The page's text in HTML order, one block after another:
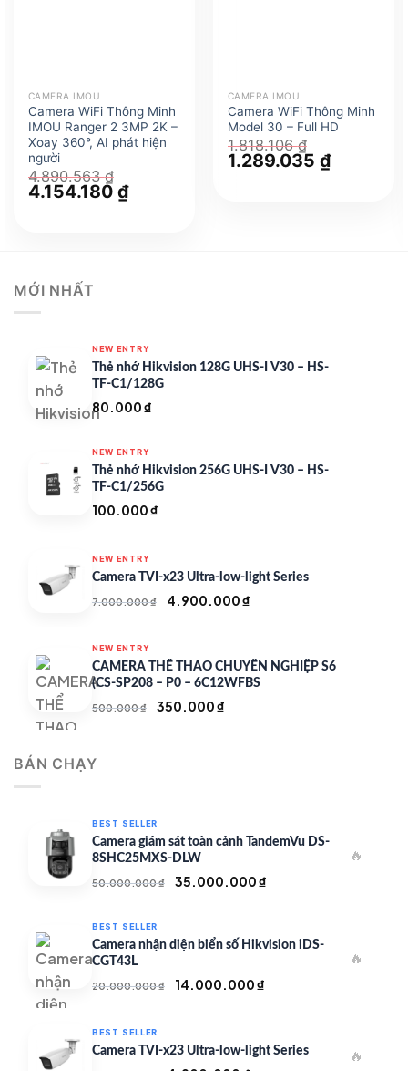
CAMERA IMOU
Camera WiFi Thông Minh
IMOU Ranger 2 3MP 2K –
Xoay 360°, AI phát hiện
người
4.890.563₫
Giá
4.154.180 ₫Giá
hiện
CAMERA IMOU
Camera WiFi Thông Minh
Model 30 – Full HD
1.818.106₫
Giá
1.289.035 ₫Giá
hiện
MỚI NHẤT
NEW ENTRY
Thẻ nhớ Hikvision 128G UHS-I V30 – HS-
TF-C1/128G
80.000₫
NEW ENTRY
Thẻ nhớ Hikvision 256G UHS-I V30 – HS-
TF-C1/256G
100.000₫
NEW ENTRY
Camera TVI-x23 Ultra-low-light Series
7.000.000₫
Giá
7.000.000 ₫.
4.900.000₫
là:
4.900.000 ₫.
NEW ENTRY
CAMERA THỂ THAO CHUYÊN NGHIỆP S6
(CS-SP208 – P0 – 6C12WFBS
500.000₫
Giá
350.000₫
BÁN CHẠY
BEST SELLER
Camera giám sát toàn cảnh TandemVu DS-
8SHC25MXS-DLW
50.000.000₫
Giá
50.000.000 ₫.
35.000.000₫
là:
35.000.000 ₫.
🔥
BEST SELLER
Camera nhận diện biển số Hikvision iDS-
CGT43L
20.000.000₫
Giá
20.000.000 ₫.
14.000.000₫
là:
14.000.000 ₫.
🔥
BEST SELLER
Camera TVI-x23 Ultra-low-light Series 🔥